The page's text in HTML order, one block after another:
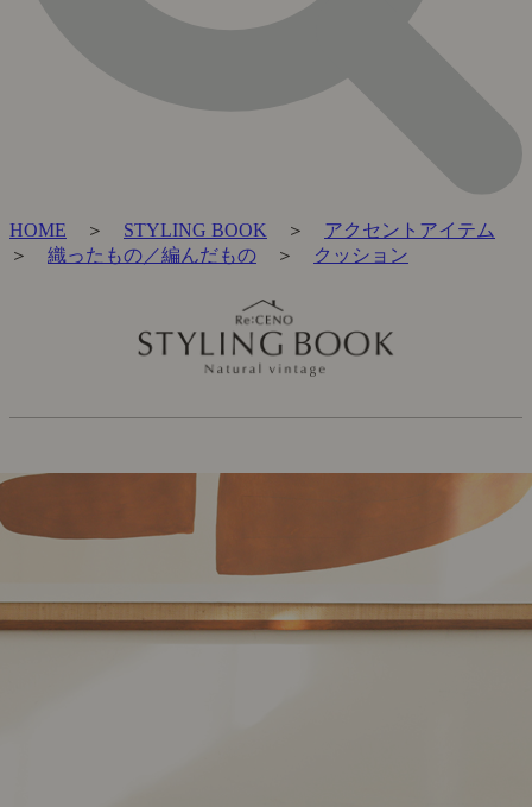
HOME ＞ STYLING BOOK ＞ アクセントアイテム
＞ 織ったもの／編んだもの ＞ クッション